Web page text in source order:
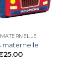
maternelle
25.00